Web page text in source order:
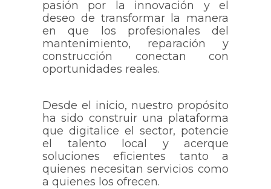
pasión por la innovación y el
deseo de transformar la manera
en que los profesionales del
mantenimiento, reparación y
construcción conectan con
oportunidades reales.
Desde el inicio, nuestro propósito
ha sido construir una plataforma
que digitalice el sector, potencie
el talento local y acerque
soluciones eficientes tanto a
quienes necesitan servicios como
a quienes los ofrecen.